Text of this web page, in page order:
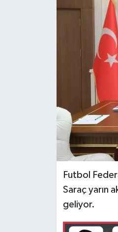
Futbol
Saraç yarın
geliyor.